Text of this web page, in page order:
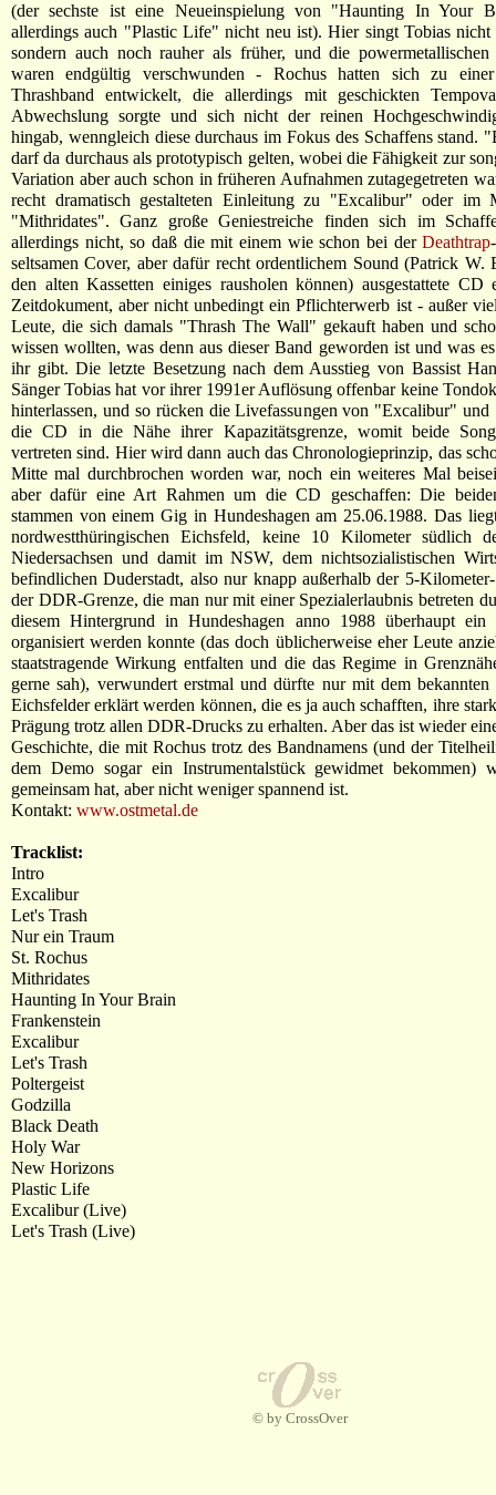
(der sechste ist eine Neueinspielung von "Haunting In Your
allerdings auch "Plastic Life" nicht neu ist). Hier singt Tobias nicht
sondern auch noch rauher als früher, und die powermetallischen
waren endgültig verschwunden - Rochus hatten sich zu einer
Thrashband entwickelt, die allerdings mit geschickten
Abwechslung sorgte und sich nicht der reinen
hingab, wenngleich diese durchaus im Fokus des Schaffens stand.
darf da durchaus als prototypisch gelten, wobei die Fähigkeit zur
Variation aber auch schon in früheren Aufnahmen zutagegetreten
recht dramatisch gestalteten Einleitung zu "Excalibur" oder im
"Mithridates". Ganz große Geniestreiche finden sich im
allerdings nicht, so daß die mit einem wie schon bei derDeathtrap
seltsamen Cover, aber dafür recht ordentlichem Sound (Patrick W.
den alten Kassetten einiges rausholen können) ausgestattete CD
Zeitdokument, aber nicht unbedingt ein Pflichterwerb ist - außer
Leute, die sich damals "Thrash The Wall" gekauft haben und
wissen wollten, was denn aus dieser Band geworden ist und was
ihr gibt. Die letzte Besetzung nach dem Ausstieg von Bassist
Sänger Tobias hat vor ihrer 1991er Auflösung offenbar keine
hinterlassen, und so rücken die Livefassungen von "Excalibur"
die CD in die Nähe ihrer Kapazitätsgrenze, womit beide
vertreten sind. Hier wird dann auch das Chronologieprinzip, das
Mitte mal durchbrochen worden war, noch ein weiteres Mal
aber dafür eine Art Rahmen um die CD geschaffen: Die
stammen von einem Gig in Hundeshagen am 25.06.1988. Das
nordwestthüringischen Eichsfeld, keine 10 Kilometer südlich
Niedersachsen und damit im NSW, dem nichtsozialistischen
befindlichen Duderstadt, also nur knapp außerhalb der 5-
der DDR-Grenze, die man nur mit einer Spezialerlaubnis betreten
diesem Hintergrund in Hundeshagen anno 1988 überhaupt ein
organisiert werden konnte (das doch üblicherweise eher Leute
staatstragende Wirkung entfalten und die das Regime in
gerne sah), verwundert erstmal und dürfte nur mit dem bekannten
Eichsfelder erklärt werden können, die es ja auch schafften, ihre
Prägung trotz allen DDR-Drucks zu erhalten. Aber das ist wieder
Geschichte, die mit Rochus trotz des Bandnamens (und der
dem Demo sogar ein Instrumentalstück gewidmet bekommen)
gemeinsam hat, aber nicht weniger spannend ist.
Kontakt: www.ostmetal.de
Tracklist:
Intro
Excalibur
Let's Trash
Nur ein Traum
St. Rochus
Mithridates
Haunting In Your Brain
Frankenstein
Excalibur
Let's Trash
Poltergeist
Godzilla
Black Death
Holy War
New Horizons
Plastic Life
Excalibur (Live)
Let's Trash (Live)
© by CrossOver